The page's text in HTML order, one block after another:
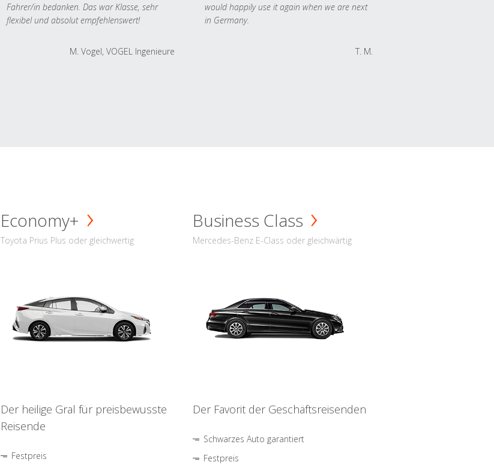
Fahrer/in bedanken. Das war Klasse, sehr
flexibel und absolut empfehlenswert!
M. Vogel, VOGEL Ingenieure
would happily use it again when we are next
in Germany.
T. M.
Economy+
Toyota Prius Plus oder gleichwertig
Der heilige Gral für preisbewusste
Reisende
Festpreis
Business Class
Mercedes-Benz E-Class oder gleichwärtig
Der Favorit der Geschäftsreisenden
Schwarzes Auto garantiert
Festpreis